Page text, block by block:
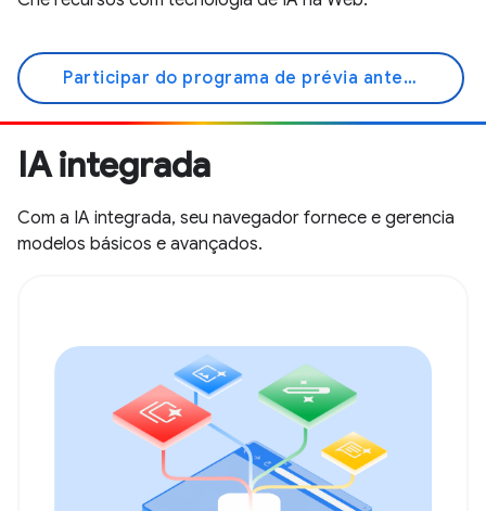
Participar do programa de prévia antecipada
IA integrada
Com a IA integrada, seu navegador fornece e gerencia
modelos básicos e avançados.